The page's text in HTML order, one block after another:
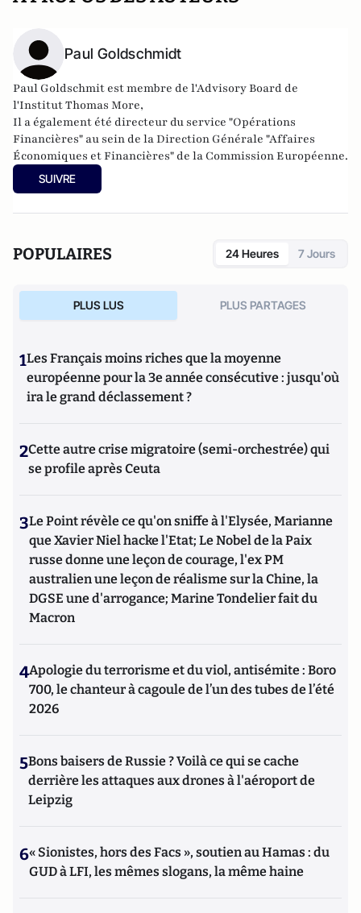
Paul Goldschmidt
Paul Goldschmit estmembre de l'Advisory Board de
l'Institut Thomas More,
Il a également été directeur du service "Opérations
Financières" au sein de la Direction Générale "Affaires
Économiques et Financières" de la Commission Européenne.
SUIVRE
POPULAIRES 24 Heures 7 Jours
PLUS LUS PLUS PARTAGES
1Les Français moins riches que la moyenne
européenne pour la 3e année consécutive : jusqu'où
ira le grand déclassement ?
2Cette autre crise migratoire (semi-orchestrée) qui
se profile après Ceuta
3Le Point révèle ce qu'on sniffe à l'Elysée, Marianne
que Xavier Niel hacke l'Etat; Le Nobel de la Paix
russe donne une leçon de courage, l'ex PM
australien une leçon de réalisme sur la Chine, la
DGSE une d'arrogance; Marine Tondelier fait du
Macron
4Apologie du terrorisme et du viol, antisémite : Boro
700, le chanteur à cagoule de l’un des tubes de l’été
2026
5Bons baisers de Russie ? Voilà ce qui se cache
derrière les attaques aux drones à l'aéroport de
Leipzig
6« Sionistes, hors des Facs », soutien au Hamas : du
GUD à LFI, les mêmes slogans, la même haine